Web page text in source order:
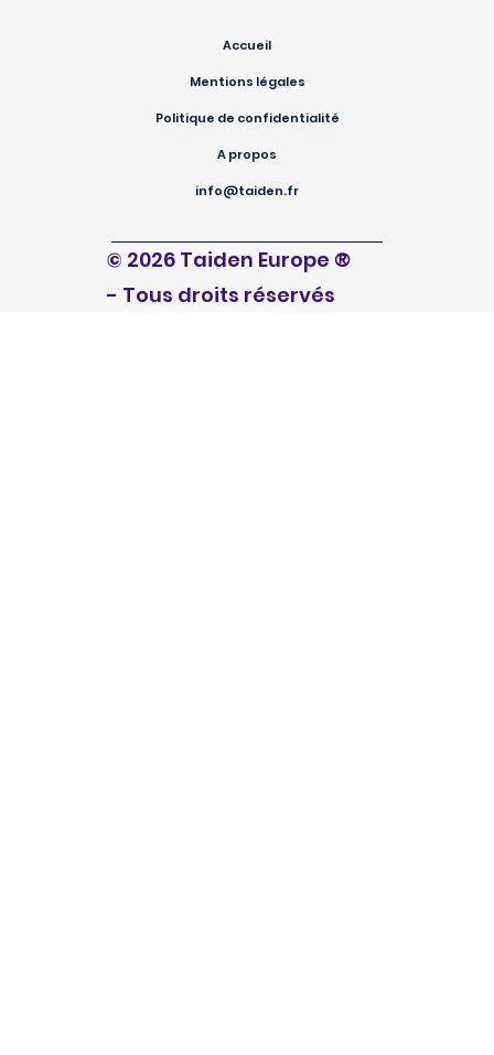
Accueil
Mentions légales
Politique de confidentialité
A propos
info@taiden.fr
© 2026 Taiden Europe®
- Tous droits réservés